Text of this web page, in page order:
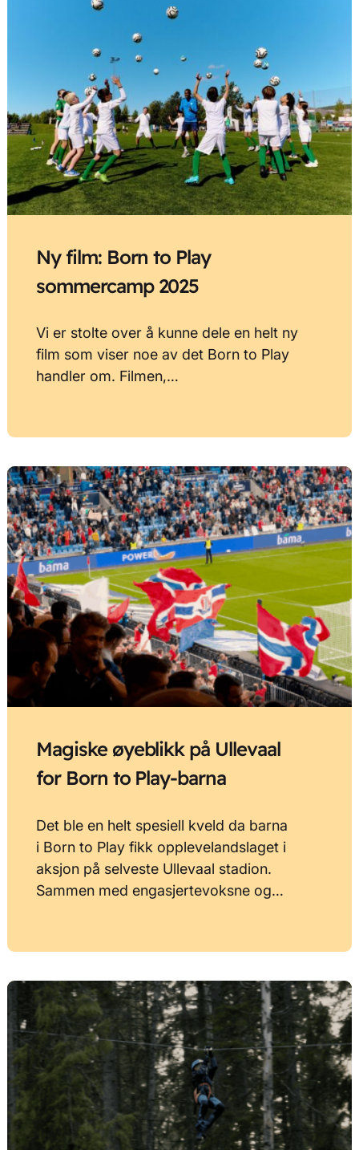
Ny film: Born to Play
sommercamp 2025
Vi er stolte over å kunne dele en helt ny
film som viser noe av det Born to Play
handler om. Filmen,…
Magiske øyeblikk på Ullevaal
for Born to Play-barna
Det ble en helt spesiell kveld da barna
i Born to Play fikk opplevelandslaget i
aksjon på selveste Ullevaal stadion.
Sammen med engasjertevoksne og…